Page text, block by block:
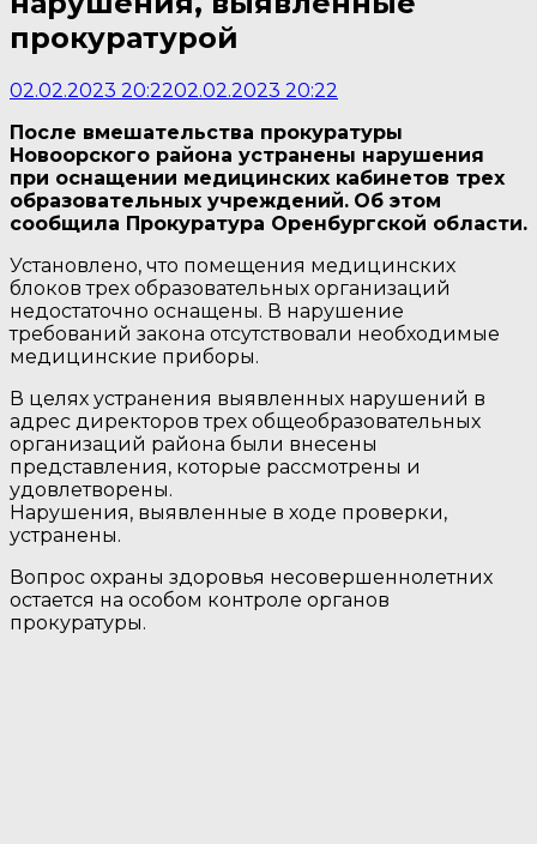
прокуратурой
02.02.2023 20:2202.02.2023 20:22
После вмешательства прокуратуры
Новоорского района устранены нарушения
при оснащении медицинских кабинетов трех
образовательных учреждений. Об этом
сообщила Прокуратура Оренбургской области.
Установлено, что помещения медицинских
блоков трех образовательных организаций
недостаточно оснащены. В нарушение
требований закона отсутствовали необходимые
медицинские приборы.
В целях устранения выявленных нарушений в
адрес директоров трех общеобразовательных
организаций района были внесены
представления, которые рассмотрены и
удовлетворены.
Нарушения, выявленные в ходе проверки,
устранены.
Вопрос охраны здоровья несовершеннолетних
остается на особом контроле органов
прокуратуры.